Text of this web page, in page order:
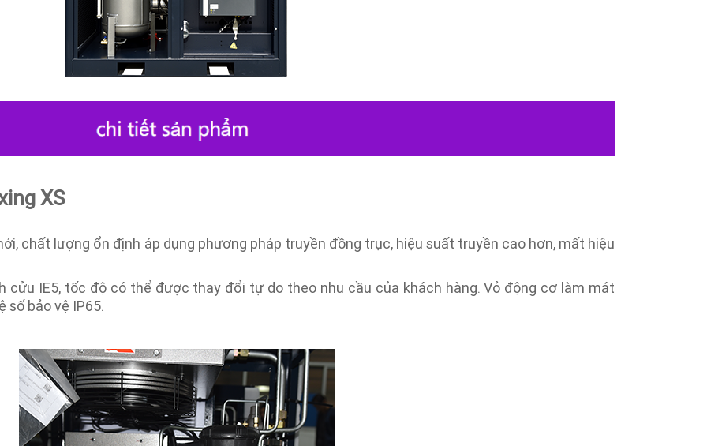
XS
chất lượng ổn định áp dụng phương pháp truyền đồng trục, hiệu suất truyền cao hơn, mất hiệu
cửu IE5, tốc độ có thể được thay đổi tự do theo nhu cầu của khách hàng. Vỏ động cơ làm mát
số bảo vệ IP65.